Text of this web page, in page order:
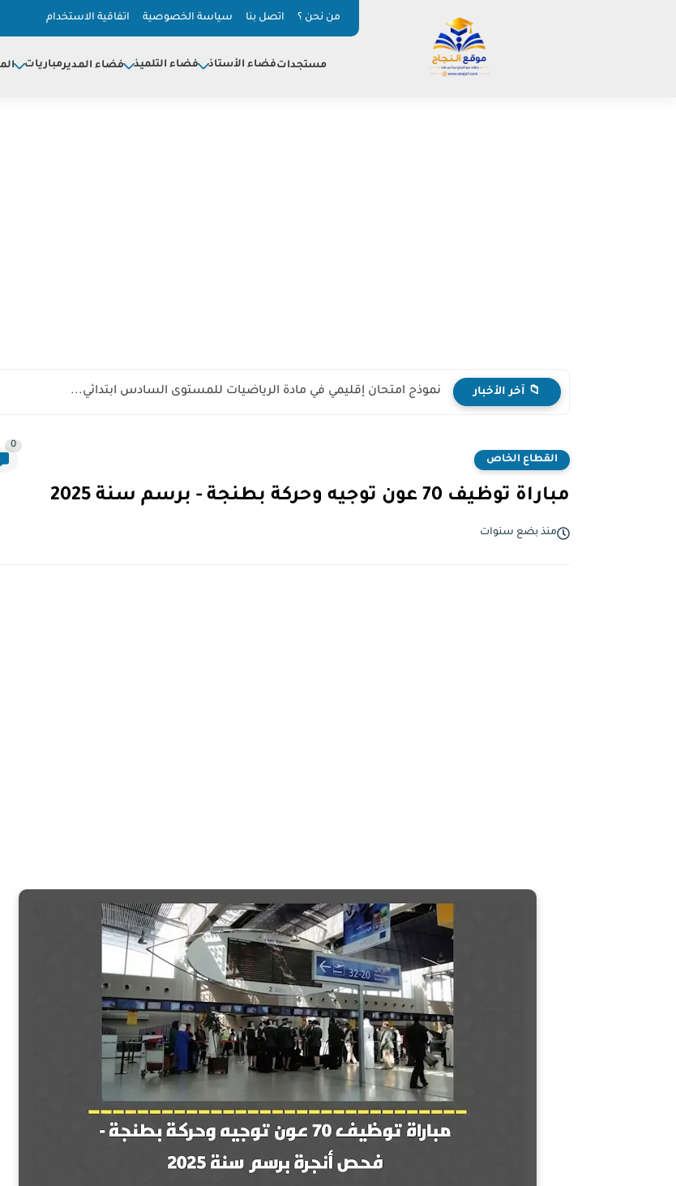
من نحن ؟ اتصل بنا سياسة الخصوصية اتفاقية الاستخدام
مستجداتفضاء الأستاذ فضاء التلميذ فضاء المديرمباريات
📁 آخر الأخبار نموذج امتحان إقليمي في مادة الرياضيات للمستوى السادس ابتدائي...
القطاع الخاص
0
مباراة توظيف 70 عون توجيه وحركة بطنجة - برسم سنة 2025
منذ بضع سنوات